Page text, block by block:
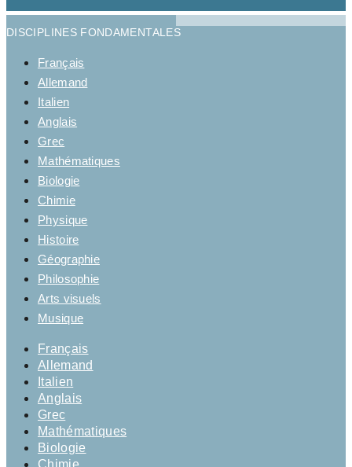
DISCIPLINES FONDAMENTALES
Français
Allemand
Italien
Anglais
Grec
Mathématiques
Biologie
Chimie
Physique
Histoire
Géographie
Philosophie
Arts visuels
Musique
Français
Allemand
Italien
Anglais
Grec
Mathématiques
Biologie
Chimie